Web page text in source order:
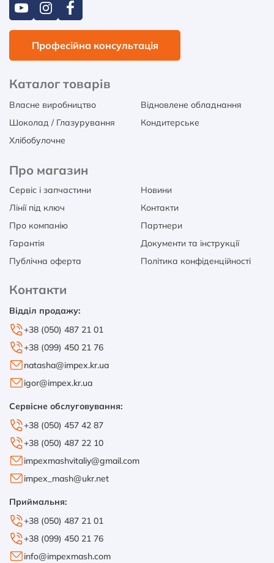
Професійна консультація
Каталог товарів
Власне виробництво
Відновлене обладнання
Шоколад / Глазурування
Кондитерське
Хлібобулочне
Про магазин
Сервіс і запчастини
Новини
Лінії під ключ
Контакти
Про компанію
Партнери
Гарантія
Документи та інструкції
Публічна оферта
Політика конфіденційності
Контакти
Відділ продажу:
+38 (050) 487 21 01
+38 (099) 450 21 76
natasha@impex.kr.ua
igor@impex.kr.ua
Сервісне обслуговування:
+38 (050) 457 42 87
+38 (050) 487 22 10
impexmashvitaliy@gmail.com
impex_mash@ukr.net
Приймальня:
+38 (050) 487 21 01
+38 (099) 450 21 76
info@impexmash.com